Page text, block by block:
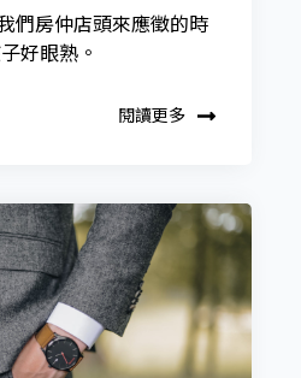
們房仲店頭來應徵的時
好眼熟。
閱讀更多